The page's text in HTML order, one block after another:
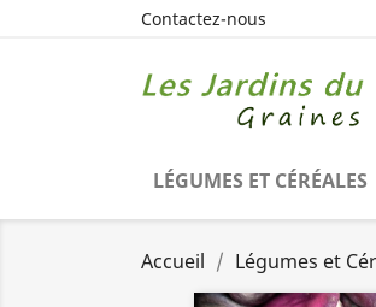
Contactez-nous
LÉGUMES ET CÉRÉALES
Accueil Légumes et